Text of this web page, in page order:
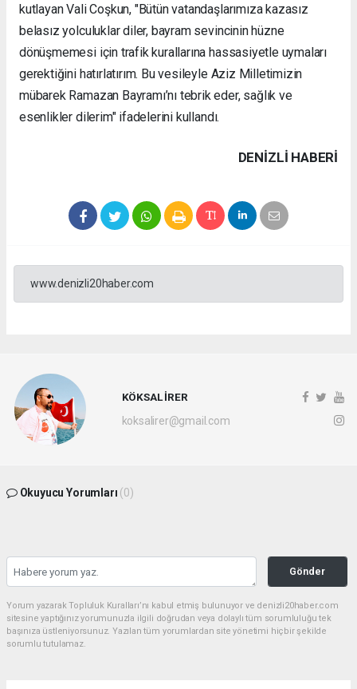
kutlayan Vali Coşkun, "Bütün vatandaşlarımıza kazasız
belasız yolculuklar diler, bayram sevincinin hüzne
dönüşmemesi için trafik kurallarına hassasiyetle uymaları
gerektiğini hatırlatırım. Bu vesileyle Aziz Milletimizin
mübarek Ramazan Bayramı’nı tebrik eder, sağlık ve
esenlikler dilerim" ifadelerini kullandı.
DENIZLI HABERİ
www.denizli20haber.com
KÖKSAL İRER
koksalirer@gmail.com
Okuyucu Yorumları (0)
Gönder
Yorum yazarak Topluluk Kuralları’nı kabul etmiş bulunuyor ve denizli20haber.com
sitesine yaptığınız yorumunuzla ilgili doğrudan veya dolaylı tüm sorumluluğu tek
başınıza üstleniyorsunuz. Yazılan tüm yorumlardan site yönetimi hiçbir şekilde
sorumlu tutulamaz.